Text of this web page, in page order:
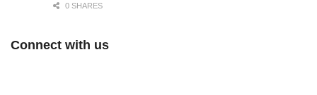
0 SHARES
Connect with us